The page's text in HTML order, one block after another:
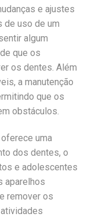
e ajustes
de uso de um
algum
que os
os dentes. Além
a manutenção
que os
obstáculos.
uma
dos dentes, o
e adolescentes
aparelhos
remover os